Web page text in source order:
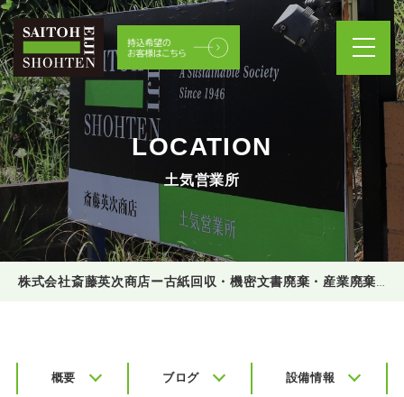
LOCATION
土気営業所
概要 ブログ 設備情報